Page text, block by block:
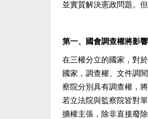
並實質解決憲政問題。
第一、國會調查權將影
在三權分立的國家，對
國家，調查權、文件調
察院分別具有調查權，
若立法院與監察院皆對
擴權主張，除非直接廢